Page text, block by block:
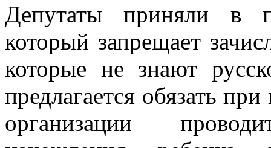
Депутаты приняли в
который запрещает
которые не знают
предлагается обязать
организации